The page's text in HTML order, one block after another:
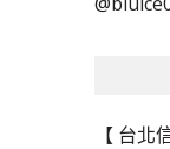
鍵
【 台